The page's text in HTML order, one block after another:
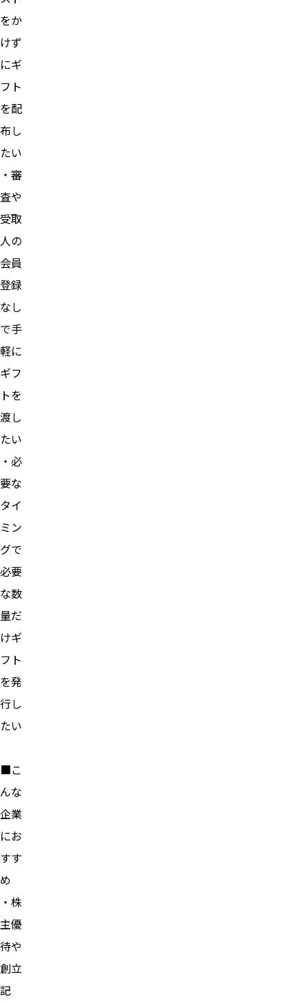
をか
けず
にギ
フト
を配
布し
たい
・審
査や
受取
人の
会員
登録
なし
で手
軽に
ギフ
トを
渡し
たい
・必
要な
タイ
ミン
グで
必要
な数
量だ
けギ
フト
を発
行し
たい
■こ
んな
企業
にお
すす
め
・株
主優
待や
創立
記